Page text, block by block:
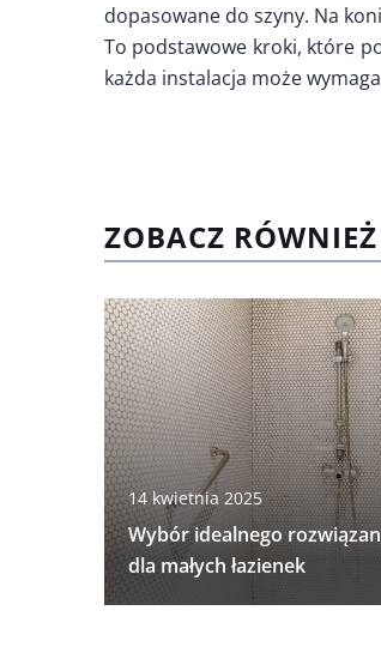
dopasowane do szyny. Na
To podstawowe kroki, które
każda instalacja może
ZOBACZ RÓWNIEŻ
14 kwietnia 2025
Wybór idealnego
dla małych łazienek